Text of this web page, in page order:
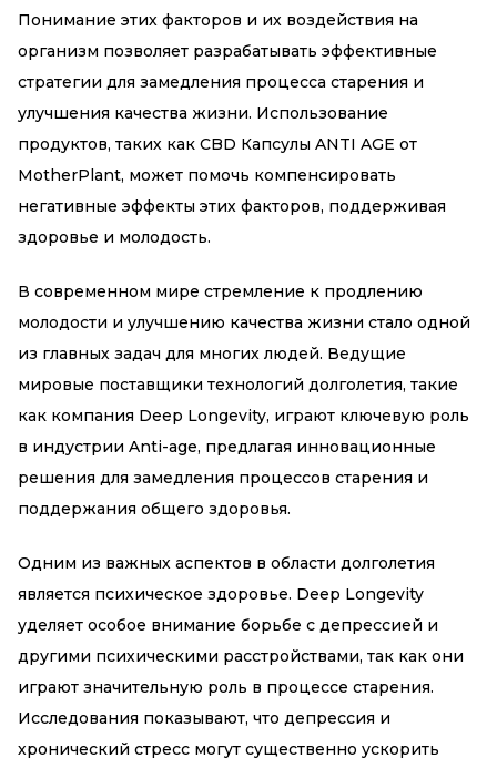
Понимание этих факторов и их воздействия на
организм позволяет разрабатывать эффективные
стратегии для замедления процесса старения и
улучшения качества жизни. Использование
продуктов, таких как CBD Капсулы ANTI AGE от
MotherPlant, может помочь компенсировать
негативные эффекты этих факторов, поддерживая
здоровье и молодость.
В современном мире стремление к продлению
молодости и улучшению качества жизни стало одной
из главных задач для многих людей. Ведущие
мировые поставщики технологий долголетия, такие
как компания Deep Longevity, играют ключевую роль
в индустрии Anti-age, предлагая инновационные
решения для замедления процессов старения и
поддержания общего здоровья.
Одним из важных аспектов в области долголетия
является психическое здоровье. Deep Longevity
уделяет особое внимание борьбе с депрессией и
другими психическими расстройствами, так как они
играют значительную роль в процессе старения.
Исследования показывают, что депрессия и
хронический стресс могут существенно ускорить